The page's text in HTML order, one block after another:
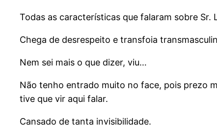
Todas as características que falaram sobre
Chega de desrespeito e transfoia
Nem sei mais o que dizer, viu…
Não tenho entrado muito no face, pois prezo
tive que vir aqui falar.
Cansado de tanta invisibilidade.